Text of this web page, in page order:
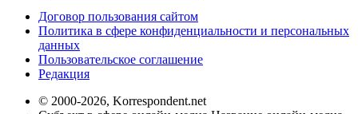
Договор пользования сайтом
Политика в сфере конфиденциальности и персональных
данных
Пользовательское соглашение
Редакция
© 2000-2026, Korrespondent.net